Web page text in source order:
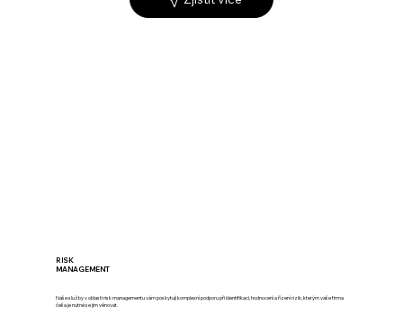
RISK
MANAGEMENT
Naše služby v oblasti risk managementu vám poskytují komplexní podporu při identifikaci, hodnocení a řízení rizik, kterým vaše firma
čelí a je nutné se jim věnovat.